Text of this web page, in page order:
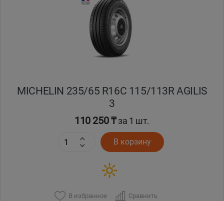
MICHELIN 235/65 R16C 115/113R AGILIS
3
110 250 ₸за 1 шт.
В корзину
В избранное Сравнить
Павлодар